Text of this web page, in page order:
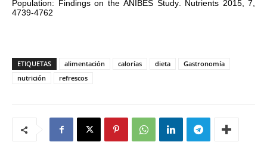
Population: Findings on the ANIBES Study. Nutrients 2015, 7,
4739-4762
ETIQUETAS alimentación calorías dieta
Gastronomía
nutrición
refrescos